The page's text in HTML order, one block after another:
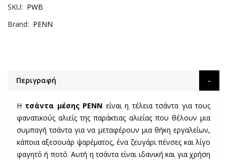
SKU
PWB
Brand
PENN
Περιγραφή
Η τσάντα μέσης PENN είναι η τέλεια τσάντα για τους
φανατικούς αλιείς της παράκτιας αλιείας που θέλουν μια
συμπαγή τσάντα για να μεταφέρουν μια θήκη εργαλείων,
κάποια αξεσουάρ ψαρέματος, ένα ζευγάρι πένσες και λίγο
φαγητό ή ποτό. Αυτή η τσάντα είναι ιδανική και για χρήση